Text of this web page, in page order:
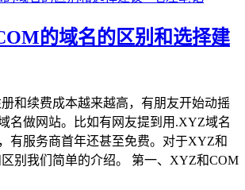
的域名的区别和选择建
和续费成本越来越高，有朋友开始动摇
名做网站。比如有网友提到用.XYZ域名
有服务商首年还甚至免费。对于XYZ和
别我们简单的介绍。 第一、XYZ和COM